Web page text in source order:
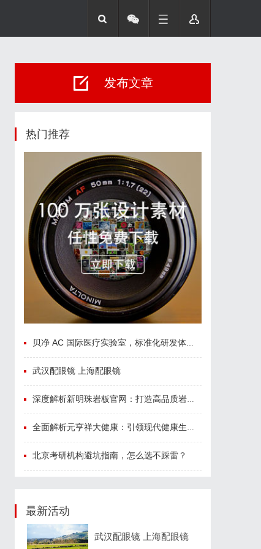
发布文章
热门推荐
贝净 AC 国际医疗实验室，标准化研发体系全解析
武汉配眼镜 上海配眼镜
深度解析新明珠岩板官网：打造高品质岩板行业标杆平台
全面解析元亨祥大健康：引领现代健康生活新趋势
北京考研机构避坑指南，怎么选不踩雷？
最新活动
武汉配眼镜 上海配眼镜